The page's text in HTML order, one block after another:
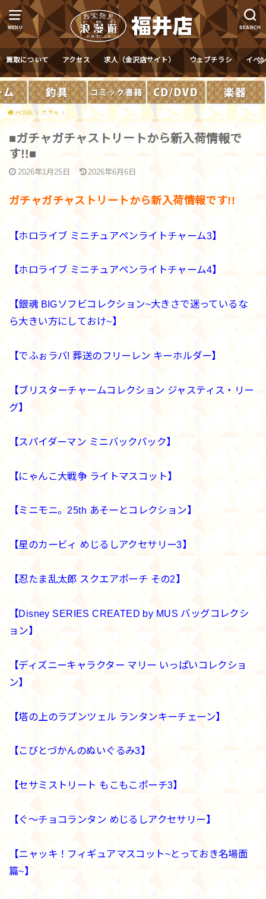
MENU SEARCH
買取について アクセス 求人（金沢店サイト） ウェブチラシ イベ
HOME ガチャ
■ガチャガチャストリートから新入荷情報で
す!!■
2026年1月25日 2026年6月6日
ガチャガチャストリートから新入荷情報です!!
【ホロライブ ミニチュアペンライトチャーム3】
【ホロライブ ミニチュアペンライトチャーム4】
【銀魂 BIGソフビコレクション~大きさで迷っているな
ら大きい方にしておけ~】
【でふぉラバ! 葬送のフリーレン キーホルダー】
【ブリスターチャームコレクション ジャスティス・リー
グ】
【スパイダーマン ミニバックパック】
【にゃんこ大戦争 ライトマスコット】
【ミニモニ。25th あそーとコレクション】
【星のカービィ めじるしアクセサリー3】
【忍たま乱太郎 スクエアポーチ その2】
【Disney SERIES CREATED by MUS バッグコレクシ
ョン】
【ディズニーキャラクター マリー いっぱいコレクショ
ン】
【塔の上のラプンツェル ランタンキーチェーン】
【こびとづかんのぬいぐるみ3】
【セサミストリート もこもこポーチ3】
【ぐ〜チョコランタン めじるしアクセサリー】
【ニャッキ！フィギュアマスコット~とっておき名場面
篇~】